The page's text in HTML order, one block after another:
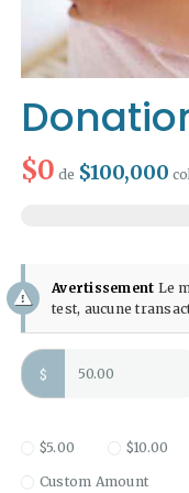
$0 de $100,000
Avertissement Le
test, aucune
$
$5.00 $10.00
Custom Amount